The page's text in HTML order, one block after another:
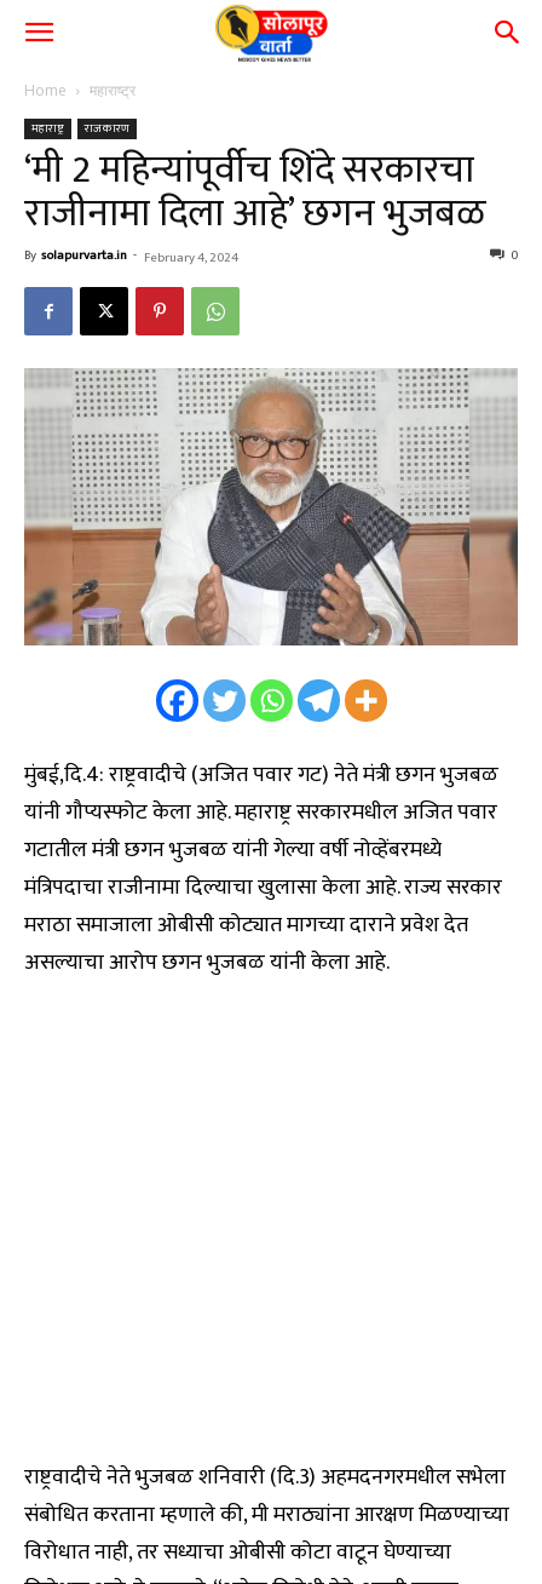
Home महाराष्ट्र
महाराष्ट्र राजकारण
‘मी 2 महिन्यांपूर्वीच शिंदे सरकारचा
राजीनामा दिला आहे’ छगन भुजबळ
By solapurvarta.in - February 4, 2024 0
मुंबई,दि.4: राष्ट्रवादीचे (अजित पवार गट) नेते मंत्री छगन भुजबळ
यांनी गौप्यस्फोट केला आहे. महाराष्ट्र सरकारमधील अजित पवार
गटातील मंत्री छगन भुजबळ यांनी गेल्या वर्षी नोव्हेंबरमध्ये
मंत्रिपदाचा राजीनामा दिल्याचा खुलासा केला आहे. राज्य सरकार
मराठा समाजाला ओबीसी कोट्यात मागच्या दाराने प्रवेश देत
असल्याचा आरोप छगन भुजबळ यांनी केला आहे.
राष्ट्रवादीचे नेते भुजबळ शनिवारी (दि.3) अहमदनगरमधील सभेला
संबोधित करताना म्हणाले की, मी मराठ्यांना आरक्षण मिळण्याच्या
विरोधात नाही, तर सध्याचा ओबीसी कोटा वाटून घेण्याच्या